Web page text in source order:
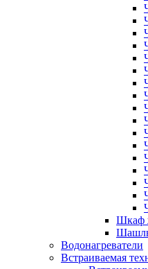
Шкаф
Водонагреватели
Встраиваемая